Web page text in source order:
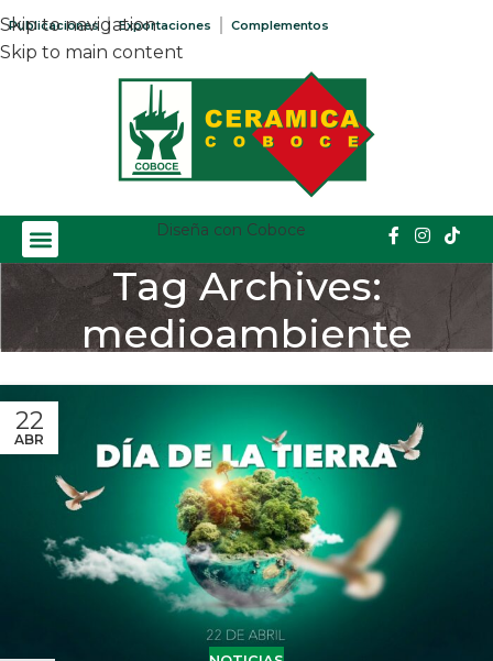
Skip to navigation
Skip to main content
Publicaciones Exportaciones Complementos
Diseña con Coboce
Tag Archives:
medioambiente
22
ABR